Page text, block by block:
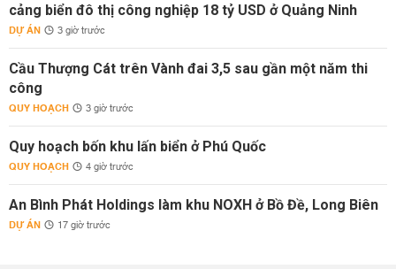
cảng biển đô thị công nghiệp 18 tỷ USD ở Quảng Ninh
DỰ ÁN 3 giờ trước
Cầu Thượng Cát trên Vành đai 3,5 sau gần một năm thi
công
QUY HOẠCH 3 giờ trước
Quy hoạch bốn khu lấn biển ở Phú Quốc
QUY HOẠCH 4 giờ trước
An Bình Phát Holdings làm khu NOXH ở Bồ Đề, Long Biên
DỰ ÁN 17 giờ trước